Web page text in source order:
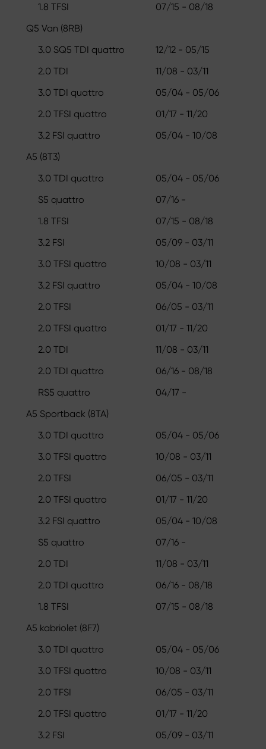
1.8 TFSI
07/15 - 08/18
Q5 Van (8RB)
3.0 SQ5 TDI quattro
12/12 - 05/15
2.0 TDI
11/08 - 03/11
3.0 TDI quattro
05/04 - 05/06
2.0 TFSI quattro
01/17 - 11/20
3.2 FSI quattro
05/04 - 10/08
A5 (8T3)
3.0 TDI quattro
05/04 - 05/06
S5 quattro
07/16 -
1.8 TFSI
07/15 - 08/18
3.2 FSI
05/09 - 03/11
3.0 TFSI quattro
10/08 - 03/11
3.2 FSI quattro
05/04 - 10/08
2.0 TFSI
06/05 - 03/11
2.0 TFSI quattro
01/17 - 11/20
2.0 TDI
11/08 - 03/11
2.0 TDI quattro
06/16 - 08/18
RS5 quattro
04/17 -
A5 Sportback (8TA)
3.0 TDI quattro
05/04 - 05/06
3.0 TFSI quattro
10/08 - 03/11
2.0 TFSI
06/05 - 03/11
2.0 TFSI quattro
01/17 - 11/20
3.2 FSI quattro
05/04 - 10/08
S5 quattro
07/16 -
2.0 TDI
11/08 - 03/11
2.0 TDI quattro
06/16 - 08/18
1.8 TFSI
07/15 - 08/18
A5 kabriolet (8F7)
3.0 TDI quattro
05/04 - 05/06
3.0 TFSI quattro
10/08 - 03/11
2.0 TFSI
06/05 - 03/11
2.0 TFSI quattro
01/17 - 11/20
3.2 FSI
05/09 - 03/11